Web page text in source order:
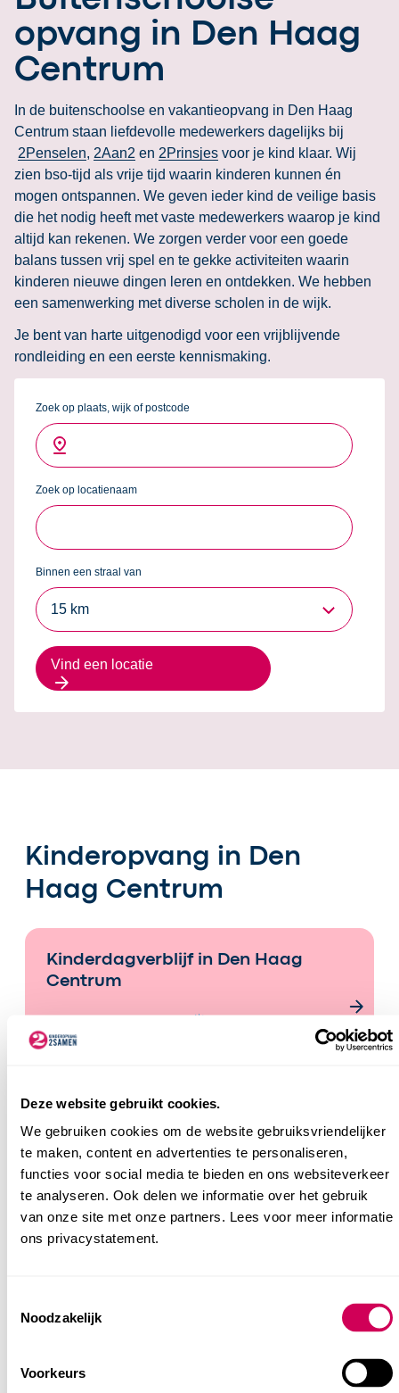
Deze website gebruikt cookies.
We gebruiken cookies om de website gebruiksvriendelijker
te maken, content en advertenties te personaliseren,
functies voor social media te bieden en ons websiteverkeer
te analyseren. Ook delen we informatie over het gebruik
van onze site met onze partners. Lees voor meer informatie
ons privacystatement.
Selection
Noodzakelijk
Voorkeurs
opvang in Den Haag
Centrum
In de buitenschoolse en vakantieopvang in Den Haag
Centrum staan liefdevolle medewerkers dagelijks bij
2Penselen, 2Aan2 en 2Prinsjes voor je kind klaar. Wij
zien bso-tijd als vrije tijd waarin kinderen kunnen én
mogen ontspannen. We geven ieder kind de veilige basis
die het nodig heeft met vaste medewerkers waarop je kind
altijd kan rekenen. We zorgen verder voor een goede
balans tussen vrij spel en te gekke activiteiten waarin
kinderen nieuwe dingen leren en ontdekken. We hebben
een samenwerking met diverse scholen in de wijk.
Je bent van harte uitgenodigd voor een vrijblijvende
rondleiding en een eerste kennismaking.
Zoek op plaats, wijk of postcode
Zoek op locatienaam
Binnen een straal van
15 km
Vind een locatie
Kinderopvang in Den
Haag Centrum
Kinderdagverblijf in Den Haag
Centrum
Peuteropvang in Den Haag